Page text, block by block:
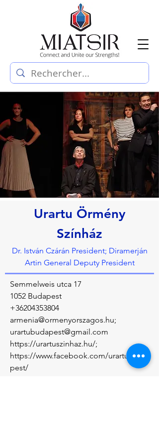
Urartu Örmény
Színház
Dr. István Czárán President; Diramerján
Artin General Deputy President
Semmelweis utca 17
1052 Budapest
+36204353804
armenia@ormenyorszagos.hu;
urartubudapest@gmail.com
https://urartuszinhaz.hu/;
https://www.facebook.com/urartubuda
pest/